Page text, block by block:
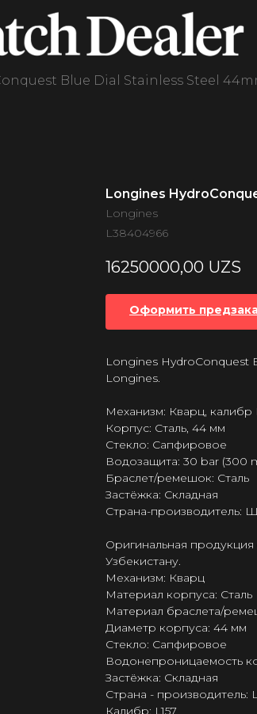
Blue Dial Stainless Steel
Longines
Longines
L38404966
16250000,00 UZS
Оформить
Longines HydroConquest
Longines.
Механизм: Кварц, калибр
Корпус: Сталь, 44 мм
Стекло: Сапфировое
Водозащита: 30 bar (300
Браслет/ремешок: Сталь
Застёжка: Складная
Страна-производитель:
Оригинальная
Узбекистану.
Механизм: Кварц
Материал корпуса: Сталь
Материал браслета/
Диаметр корпуса: 44 мм
Стекло: Сапфировое
Водонепроницаемость
Застёжка: Складная
Страна -
Калибр: L157